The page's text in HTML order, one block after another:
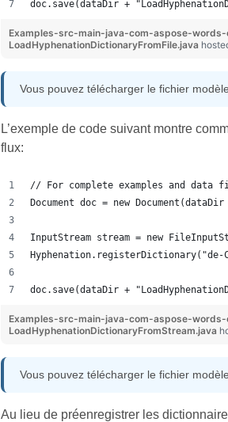
doc.save(dataDir +
Examples-src-main-java-com-aspose-
LoadHyphenationDictionaryFromFile.java
Vous pouvez télécharger le fichier
L’exemple de code suivant montre
flux:
// For complete examples and data
Document doc = new
InputStream stream = new
Hyphenation.registerDictionary("de-
doc.save(dataDir +
Examples-src-main-java-com-aspose-
LoadHyphenationDictionaryFromStream.java
Vous pouvez télécharger le fichier
Au lieu de préenregistrer les